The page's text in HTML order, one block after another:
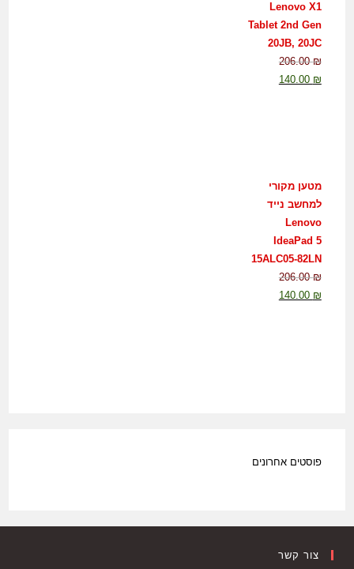
Lenovo X1
Tablet 2nd Gen
20JB, 20JC
206.00₪
140.00 ₪
מטען מקורי
למחשב נייד
Lenovo
IdeaPad 5
15ALC05-82LN
206.00₪
140.00 ₪
פוסטים אחרונים
צור קשר